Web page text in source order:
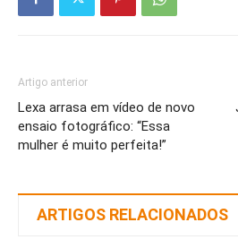
Artigo anterior
Lexa arrasa em vídeo de novo
ensaio fotográfico: “Essa
mulher é muito perfeita!”
ARTIGOS RELACIONADOS